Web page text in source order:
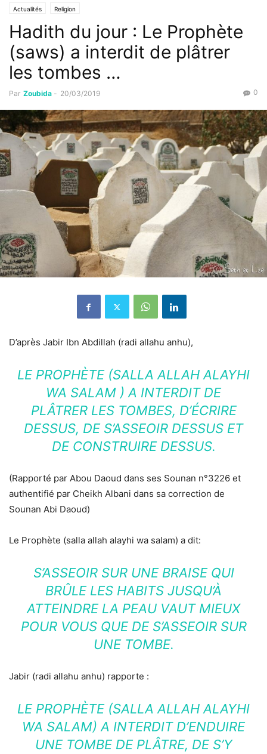
Actualités Religion
Hadith du jour : Le Prophète
(saws) a interdit de plâtrer
les tombes …
Par Zoubida - 20/03/2019 0
D’après Jabir Ibn Abdillah (radi allahu anhu),
LE PROPHÈTE (SALLA ALLAH ALAYHI
WA SALAM ) A INTERDIT DE
PLÂTRER LES TOMBES, D’ÉCRIRE
DESSUS, DE S’ASSEOIR DESSUS ET
DE CONSTRUIRE DESSUS.
(Rapporté par Abou Daoud dans ses Sounan n°3226 et
authentifié par Cheikh Albani dans sa correction de
Sounan Abi Daoud)
Le Prophète (salla allah alayhi wa salam) a dit:
S’ASSEOIR SUR UNE BRAISE QUI
BRÛLE LES HABITS JUSQU’À
ATTEINDRE LA PEAU VAUT MIEUX
POUR VOUS QUE DE S’ASSEOIR SUR
UNE TOMBE.
Jabir (radi allahu anhu) rapporte :
LE PROPHÈTE (SALLA ALLAH ALAYHI
WA SALAM) A INTERDIT D’ENDUIRE
UNE TOMBE DE PLÂTRE, DE S’Y